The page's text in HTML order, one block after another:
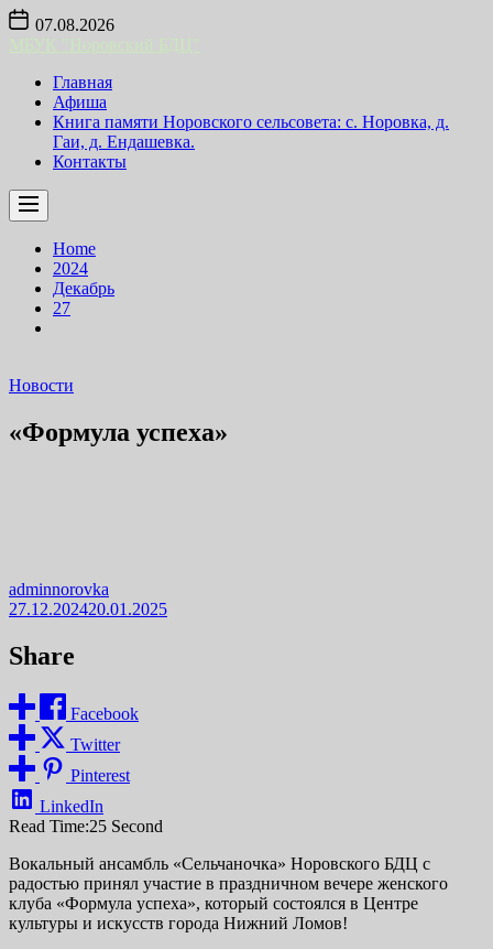
Skip
content
07.08.2026
Главная
Афиша
Книга памяти Норовского сельсовета: с. Норовка, д.
Гаи, д. Ендашевка.
Контакты
Home
2024
Декабрь
27
Новости
«Формула успеха»
adminnorovka
27.12.202420.01.2025
Share
Facebook
Twitter
Pinterest
LinkedIn
Read Time:25 Second
Вокальный ансамбль «Сельчаночка» Норовского БДЦ с
радостью принял участие в праздничном вечере женского
клуба «Формула успеха», который состоялся в Центре
культуры и искусств города Нижний Ломов!